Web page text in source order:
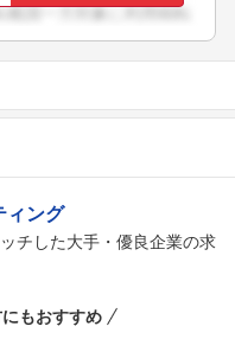
ィング
チした大手・優良企業の求
もおすすめ